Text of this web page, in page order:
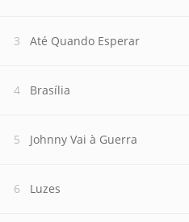
Até Quando Esperar
Brasília
Johnny Vai à Guerra
Luzes